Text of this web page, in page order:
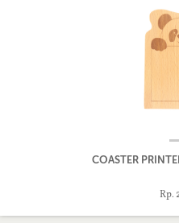
COASTER
Rp.